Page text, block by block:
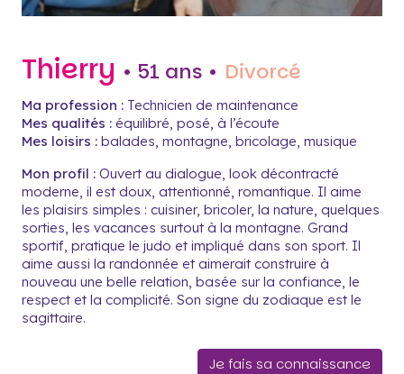
Thierry • 51 ans • Divorcé
Ma profession : Technicien de maintenance
Mes qualités : équilibré, posé, à l’écoute
Mes loisirs : balades, montagne, bricolage, musique
Mon profil : Ouvert au dialogue, look décontracté
moderne, il est doux, attentionné, romantique. Il aime
les plaisirs simples : cuisiner, bricoler, la nature, quelques
sorties, les vacances surtout à la montagne. Grand
sportif, pratique le judo et impliqué dans son sport. Il
aime aussi la randonnée et aimerait construire à
nouveau une belle relation, basée sur la confiance, le
respect et la complicité. Son signe du zodiaque est le
sagittaire.
Je fais sa connaissance